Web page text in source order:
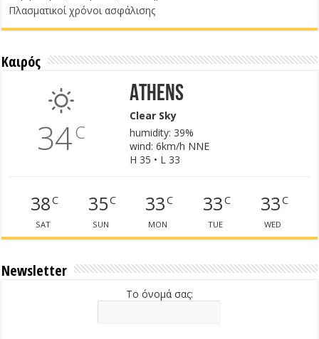
Πλασματικοί χρόνοι ασφάλισης
Καιρός
34C
Athens
Clear Sky
humidity: 39%
wind: 6km/h NNE
H 35 • L 33
38C
SAT
35C
SUN
33C
MON
33C
TUE
33C
WED
Newsletter
Το όνομά σας: